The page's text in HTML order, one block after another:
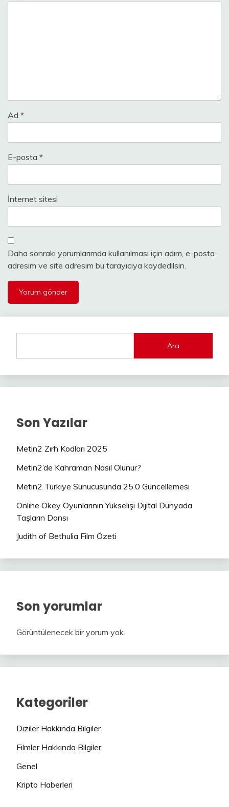
Ad *
E-posta *
İnternet sitesi
Daha sonraki yorumlarımda kullanılması için adım, e-posta
adresim ve site adresim bu tarayıcıya kaydedilsin.
Ara
Son Yazılar
Metin2 Zırh Kodları 2025
Metin2’de Kahraman Nasıl Olunur?
Metin2 Türkiye Sunucusunda 25.0 Güncellemesi
Online Okey Oyunlarının Yükselişi Dijital Dünyada
Taşların Dansı
Judith of Bethulia Film Özeti
Son yorumlar
Görüntülenecek bir yorum yok.
Kategoriler
Diziler Hakkında Bilgiler
Filmler Hakkında Bilgiler
Genel
Kripto Haberleri